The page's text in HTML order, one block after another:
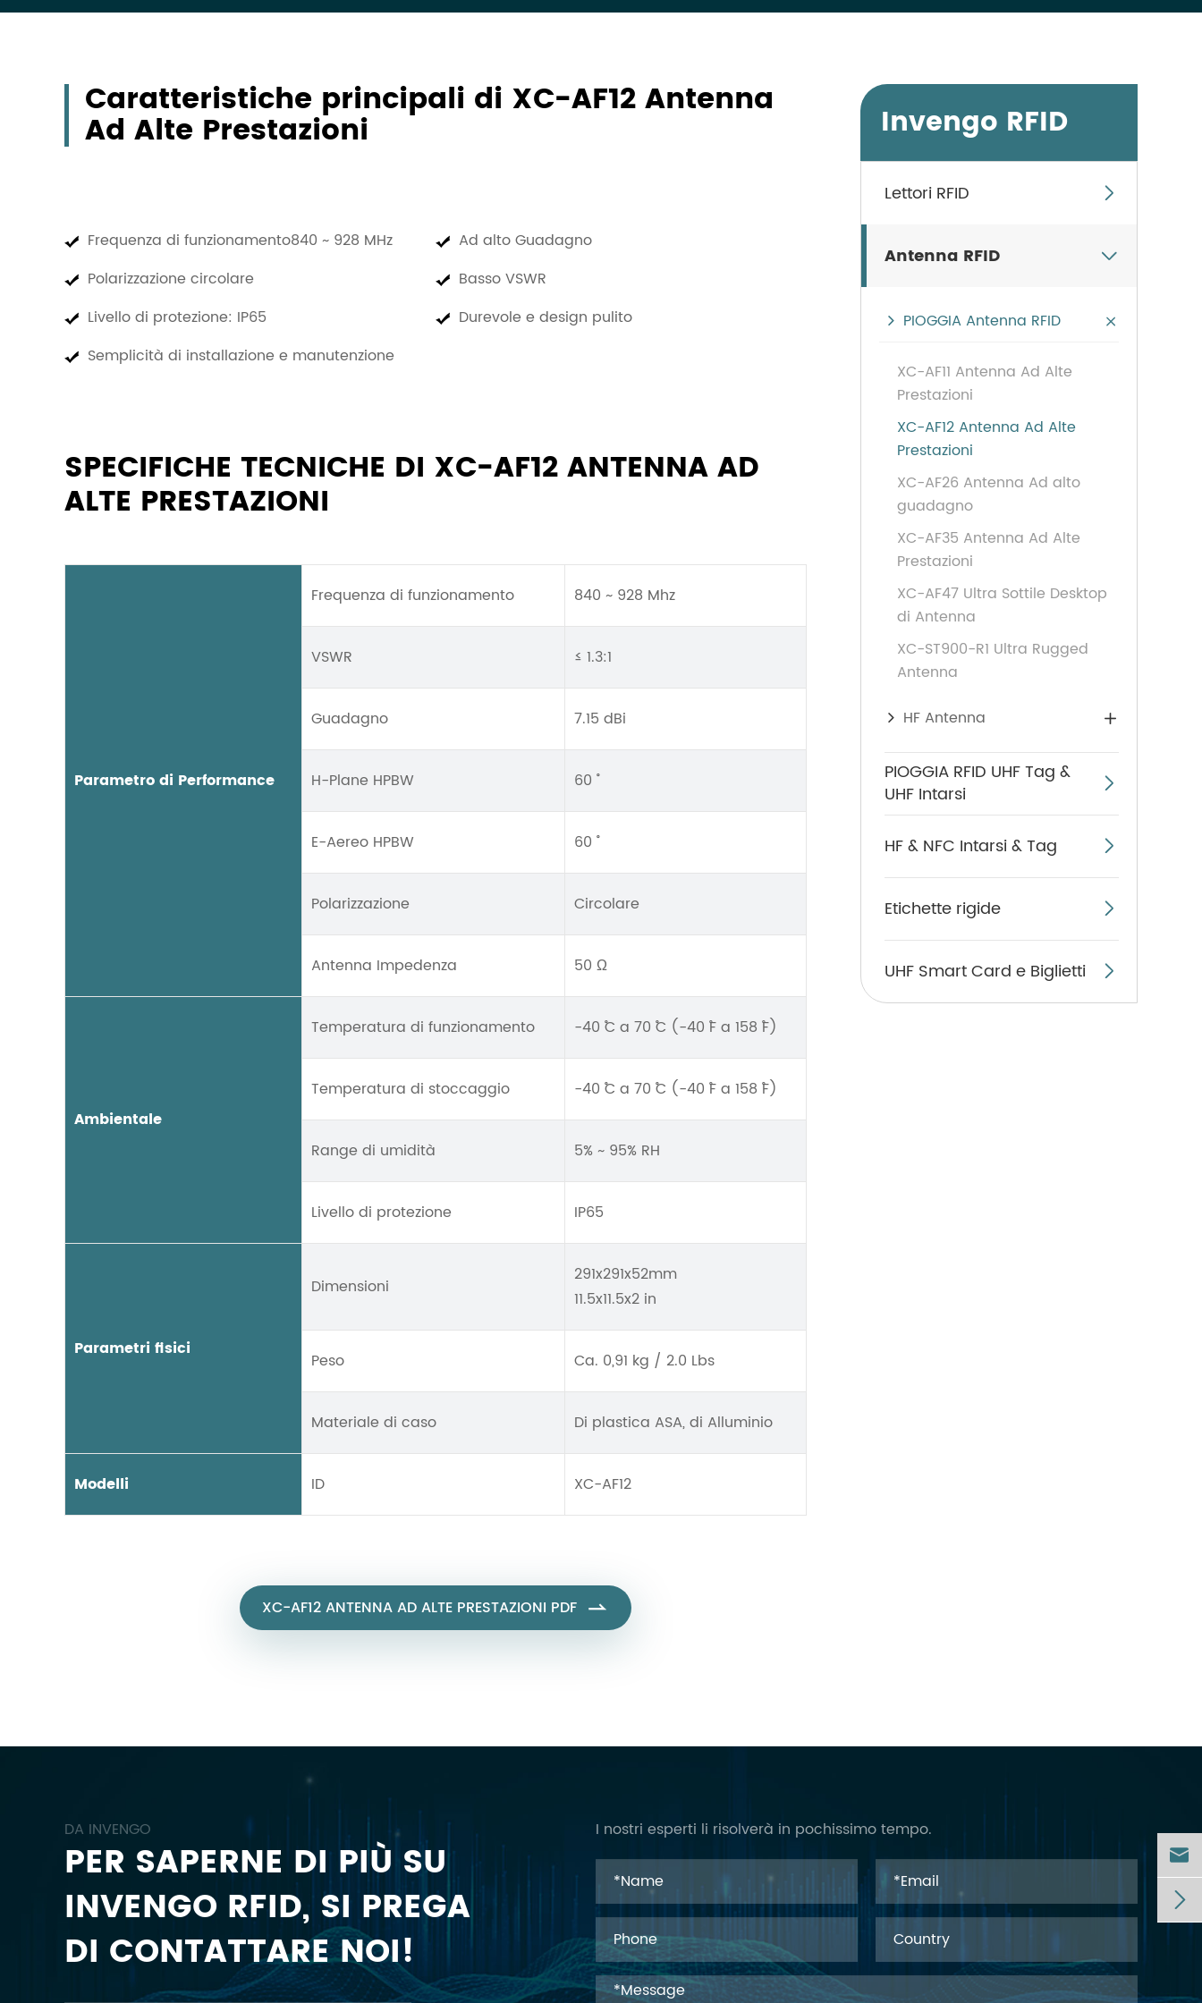
Caratteristiche principali di XC-AF12 Antenna
Ad Alte Prestazioni
Frequenza di funzionamento840 ~ 928 MHz
Ad alto Guadagno
Polarizzazione circolare
Basso VSWR
Livello di protezione: IP65
Durevole e design pulito
Semplicità di installazione e manutenzione
SPECIFICHE TECNICHE DI XC-AF12 ANTENNA AD
ALTE PRESTAZIONI
Parametro di Performance
Frequenza di funzionamento 840 ~ 928 Mhz
VSWR ≤ 1.3:1
Guadagno 7.15 dBi
H-Plane HPBW 60 ˚
E-Aereo HPBW 60 ˚
Polarizzazione Circolare
Antenna Impedenza 50 Ω
Ambientale
Temperatura di funzionamento -40 ˚C a 70 ˚C (-40 ˚F a 158 ˚F)
Temperatura di stoccaggio -40 ˚C a 70 ˚C (-40 ˚F a 158 ˚F)
Range di umidità 5% ~ 95% RH
Livello di protezione IP65
Parametri fisici
Dimensioni
291x291x52mm
11.5x11.5x2 in
Peso Ca. 0,91 kg / 2.0 Lbs
Materiale di caso Di plastica ASA, di Alluminio
Modelli ID XC-AF12
XC-AF12 ANTENNA AD ALTE PRESTAZIONI PDF 
Invengo RFID
Lettori RFID 
Antenna RFID 
PIOGGIA Antenna RFID 
XC-AF11 Antenna Ad Alte
Prestazioni
XC-AF12 Antenna Ad Alte
Prestazioni
XC-AF26 Antenna Ad alto
guadagno
XC-AF35 Antenna Ad Alte
Prestazioni
XC-AF47 Ultra Sottile Desktop
di Antenna
XC-ST900-R1 Ultra Rugged
Antenna
HF Antenna

PIOGGIA RFID UHF Tag &
UHF Intarsi

HF & NFC Intarsi & Tag 
Etichette rigide 
UHF Smart Card e Biglietti 
DA INVENGO
PER SAPERNE DI PIÙ SU
INVENGO RFID, SI PREGA
DI CONTATTARE NOI!
I nostri esperti li risolverà in pochissimo tempo.

